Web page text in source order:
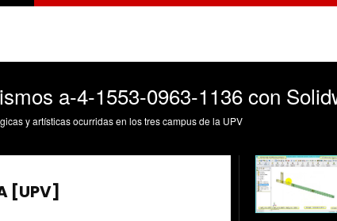
a-4-1553-0963-1136 con
y artísticas ocurridas en los tres campus de la UPV